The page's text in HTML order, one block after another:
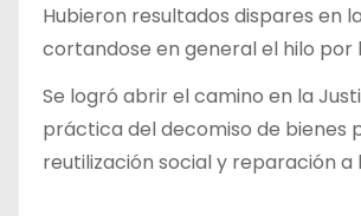
Hubieron resultados dispares en
cortandose en general el hilo por
Se logró abrir el camino en la
práctica del decomiso de bienes
reutilización social y reparación a